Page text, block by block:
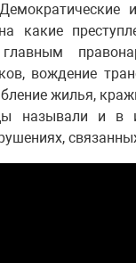
какие
вождение
жилья,
называли и в